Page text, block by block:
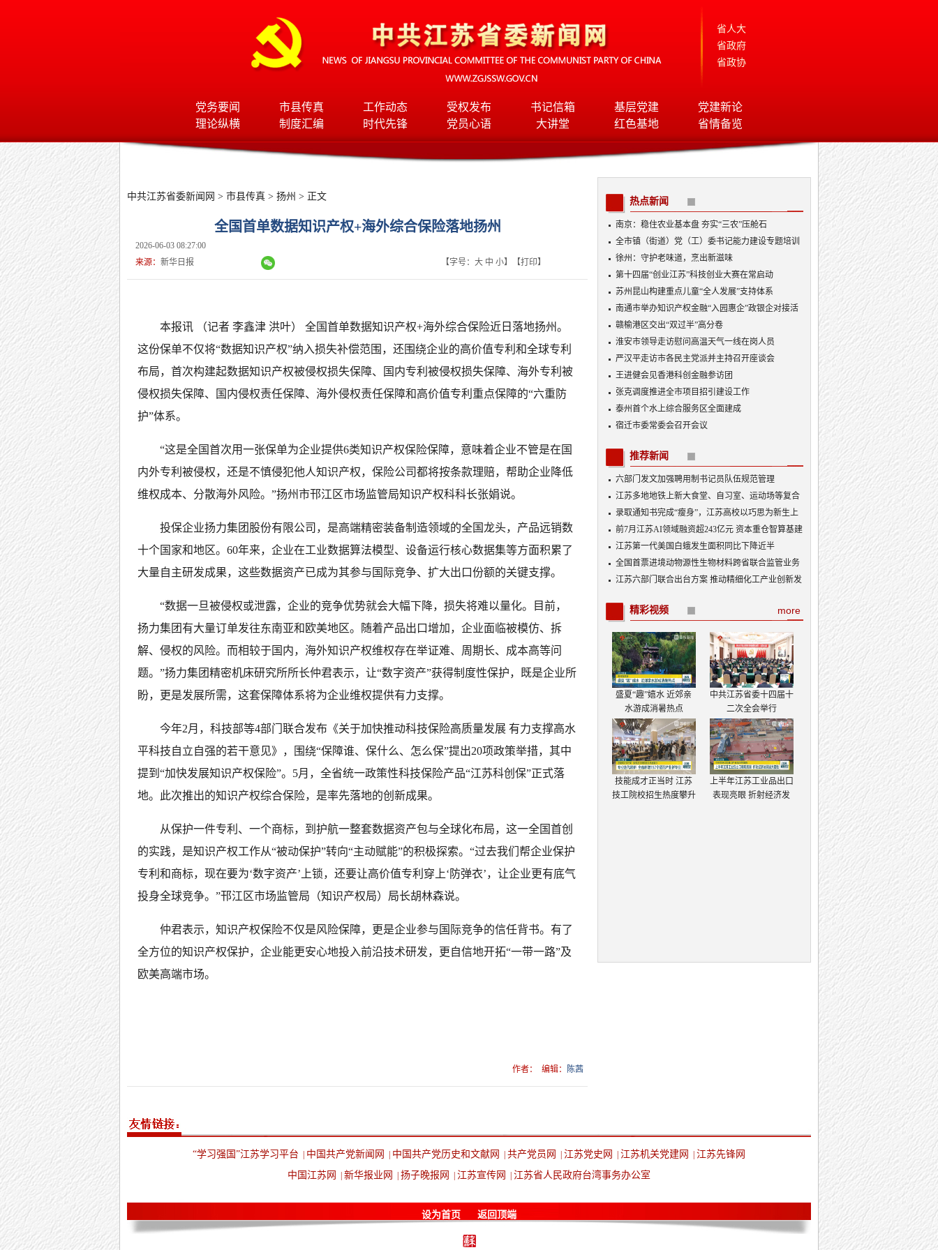
省人大
省政府
省政协
党务要闻 市县传真 工作动态 受权发布 书记信箱 基层党建
党建新论
理论纵横
制度汇编 时代先锋 党员心语 大讲堂 红色基地 省情备览
中共江苏省委新闻网 > 市县传真 > 扬州 > 正文
全国首单数据知识产权+海外综合保险落地扬州
2026-06-03 08:27:00
来源： 新华日报 【字号： 大 中 小】【打印】
本报讯 （记者 李鑫津 洪叶） 全国首单数据知识产权+海外综合保险近日落地扬州。
这份保单不仅将“数据知识产权”纳入损失补偿范围，还围绕企业的高价值专利和全球专利
布局，首次构建起数据知识产权被侵权损失保障、国内专利被侵权损失保障、海外专利被
侵权损失保障、国内侵权责任保障、海外侵权责任保障和高价值专利重点保障的“六重防
护”体系。
“这是全国首次用一张保单为企业提供6类知识产权保险保障，意味着企业不管是在国
内外专利被侵权，还是不慎侵犯他人知识产权，保险公司都将按条款理赔，帮助企业降低
维权成本、分散海外风险。”扬州市邗江区市场监管局知识产权科科长张娟说。
投保企业扬力集团股份有限公司，是高端精密装备制造领域的全国龙头，产品远销数
十个国家和地区。60年来，企业在工业数据算法模型、设备运行核心数据集等方面积累了
大量自主研发成果，这些数据资产已成为其参与国际竞争、扩大出口份额的关键支撑。
“数据一旦被侵权或泄露，企业的竞争优势就会大幅下降，损失将难以量化。目前，
扬力集团有大量订单发往东南亚和欧美地区。随着产品出口增加，企业面临被模仿、拆
解、侵权的风险。而相较于国内，海外知识产权维权存在举证难、周期长、成本高等问
题。”扬力集团精密机床研究所所长仲君表示，让“数字资产”获得制度性保护，既是企业所
盼，更是发展所需，这套保障体系将为企业维权提供有力支撑。
今年2月，科技部等4部门联合发布《关于加快推动科技保险高质量发展 有力支撑高水
平科技自立自强的若干意见》，围绕“保障谁、保什么、怎么保”提出20项政策举措，其中
提到“加快发展知识产权保险”。5月，全省统一政策性科技保险产品“江苏科创保”正式落
地。此次推出的知识产权综合保险，是率先落地的创新成果。
从保护一件专利、一个商标，到护航一整套数据资产包与全球化布局，这一全国首创
的实践，是知识产权工作从“被动保护”转向“主动赋能”的积极探索。“过去我们帮企业保护
专利和商标，现在要为‘数字资产’上锁，还要让高价值专利穿上‘防弹衣’，让企业更有底气
投身全球竞争。”邗江区市场监管局（知识产权局）局长胡林森说。
仲君表示，知识产权保险不仅是风险保障，更是企业参与国际竞争的信任背书。有了
全方位的知识产权保护，企业能更安心地投入前沿技术研发，更自信地开拓“一带一路”及
欧美高端市场。
作者： 编辑： 陈茜
热点新闻
南京：稳住农业基本盘 夯实“三农”压舱石
全市镇（街道）党（工）委书记能力建设专题培训
班开班
徐州：守护老味道，烹出新滋味
第十四届“创业江苏”科技创业大赛在常启动
苏州昆山构建重点儿童“全人发展”支持体系
南通市举办知识产权金融“入园惠企”政银企对接活
动
赣榆港区交出“双过半”高分卷
淮安市领导走访慰问高温天气一线在岗人员
严汉平走访市各民主党派并主持召开座谈会
王进健会见香港科创金融参访团
张克调度推进全市项目招引建设工作
泰州首个水上综合服务区全面建成
宿迁市委常委会召开会议
推荐新闻
六部门发文加强聘用制书记员队伍规范管理
江苏多地地铁上新大食堂、自习室、运动场等复合
功能——从“客流通道”到“生活场景”
录取通知书完成“瘦身”，江苏高校以巧思为新生上
好入学第一课
前7月江苏AI领域融资超243亿元 资本重仓智算基建
AI产业底盘夯实
江苏第一代美国白蛾发生面积同比下降近半
全国首票进境动物源性生物材料跨省联合监管业务
落地
江苏六部门联合出台方案 推动精细化工产业创新发
more
精彩视频
盛夏“趣”嬉水 近郊亲
水游成消暑热点
中共江苏省委十四届十
二次全会举行
技能成才正当时 江苏
技工院校招生热度攀升
上半年江苏工业品出口
表现亮眼 折射经济发
“学习强国”江苏学习平台 中国共产党新闻网 中国共产党历史和文献网 共产党员网 江苏党史网 江苏机关党建网
江苏先锋网
中国江苏网
新华报业网 扬子晚报网 江苏宣传网 江苏省人民政府台湾事务办公室
设为首页 返回顶端